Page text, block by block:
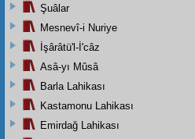
Şuâlar
Mesnevî-i Nuriye
İşârâtü'l-İ'câz
Asâ-yı Mûsâ
Barla Lahikası
Kastamonu Lahikası
Emirdağ Lahikası